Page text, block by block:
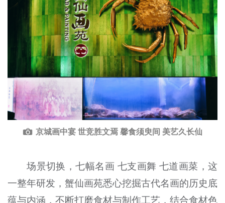
京城画中宴 世竞胜文焉 馨食须臾间 美艺久长仙
场景切换，七幅名画 七支画舞 七道画菜，这
一整年研发，蟹仙画苑悉心挖掘古代名画的历史底
蕴与内涵，不断打磨食材与制作工艺，结合食材色